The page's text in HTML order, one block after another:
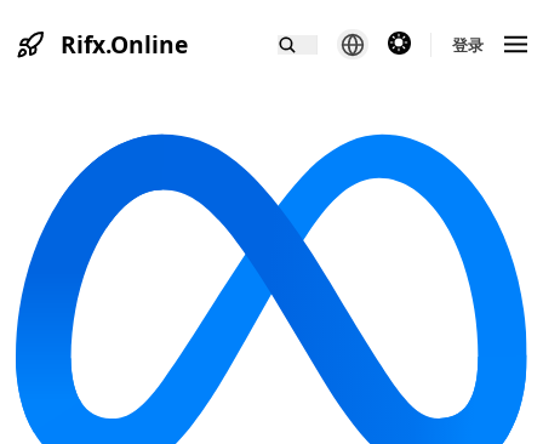
Rifx.Online theme switcher登录